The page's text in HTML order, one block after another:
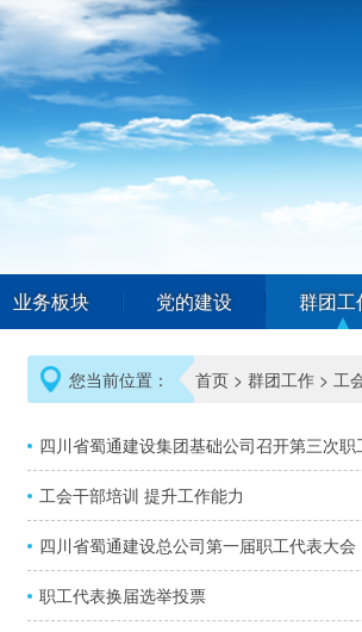
业务板块 党的建设 群团工
您当前位置： 首页 > 群团工作 > 工
四川省蜀通建设集团基础公司召开第三次职
工会干部培训 提升工作能力
四川省蜀通建设总公司第一届职工代表大会
职工代表换届选举投票